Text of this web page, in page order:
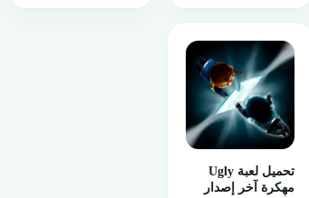
تحميل لعبة Ugly
مهكرة آخر إصدار